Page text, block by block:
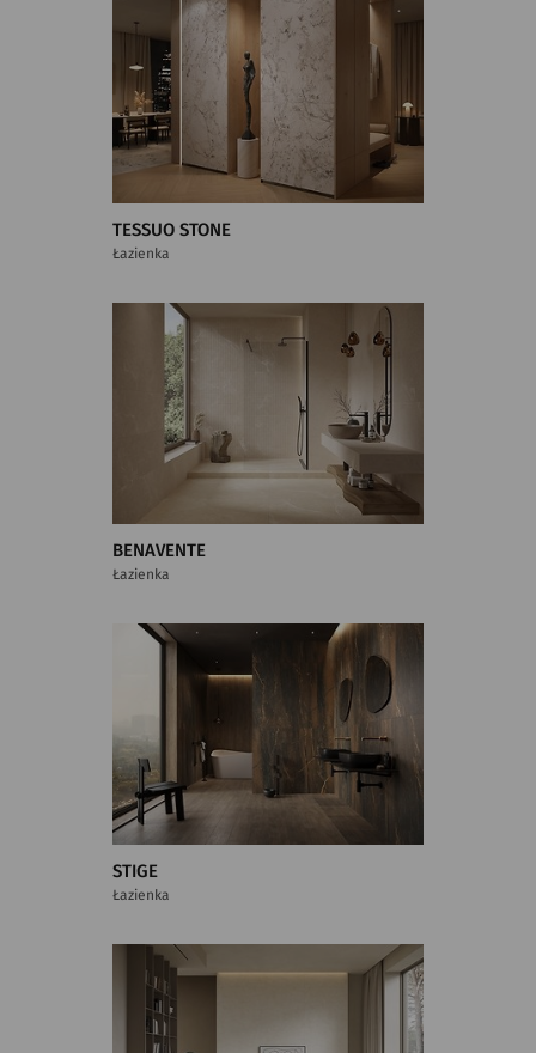
TESSUO STONE
Łazienka
BENAVENTE
Łazienka
STIGE
Łazienka